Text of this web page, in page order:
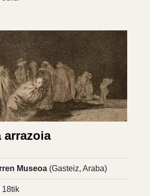
arrazoia
Museoa (Gasteiz, Araba)
18tik